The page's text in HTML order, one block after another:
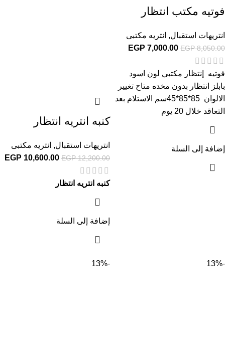
فوتيه مكتب انتظار
انتريهات استقبال, انتريه مكتبى
EGP8,050.00
EGP 7,000.00
فوتيه إنتظار مكتبي لون اسود
بابلز انتظار بدون مخده متاح تغيير
الالوان 85*85*45سم الاستلام بعد
التعاقد خلال 20 يوم
إضافة إلى السلة
كنبه انتريه انتظار
انتريهات استقبال, انتريه مكتبى
EGP12,200.00
EGP 10,600.00
كنبه انتريه انتظار
إضافة إلى السلة
-13%
-13%